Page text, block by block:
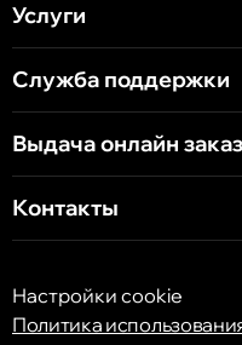
Кишинёв
ул. Арборилор 21,
Услуги
Служба поддержки
Выдача онлайн
Контакты
Настройки cookie
Политика